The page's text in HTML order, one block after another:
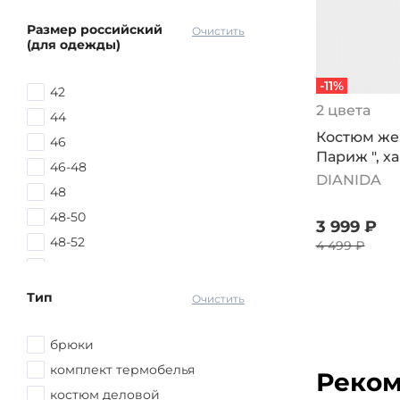
Очистить
Размер российский
(для одежды)
42
44
46
46-48
48
48-50
48-52
50
52
52-54
52-56
Очистить
Тип
брюки
комплект термобелья
костюм деловой
-11%
2 цвета
Костюм
Париж ",
DIANIDA
3 999 ₽
4 499 ₽